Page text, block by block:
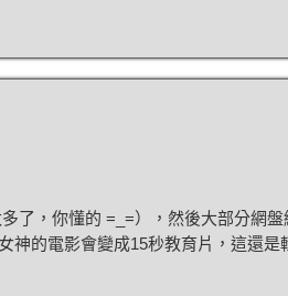
了，你懂的 =_=），然後大部分網
的電影會變成15秒教育片，這還